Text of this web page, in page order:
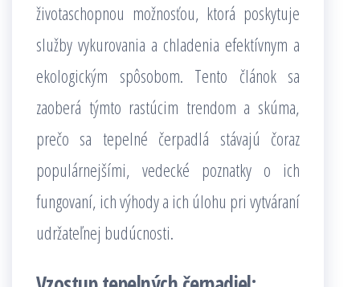
životaschopnou možnosťou, ktorá poskytuje
služby vykurovania a chladenia efektívnym a
ekologickým spôsobom. Tento článok sa
zaoberá týmto rastúcim trendom a skúma,
prečo sa tepelné čerpadlá stávajú čoraz
populárnejšími, vedecké poznatky o ich
fungovaní, ich výhody a ich úlohu pri vytváraní
udržateľnej budúcnosti.